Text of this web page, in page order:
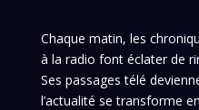
Chaque matin, les
à la radio font éclater de
Ses passages télé
l’actualité se transforme